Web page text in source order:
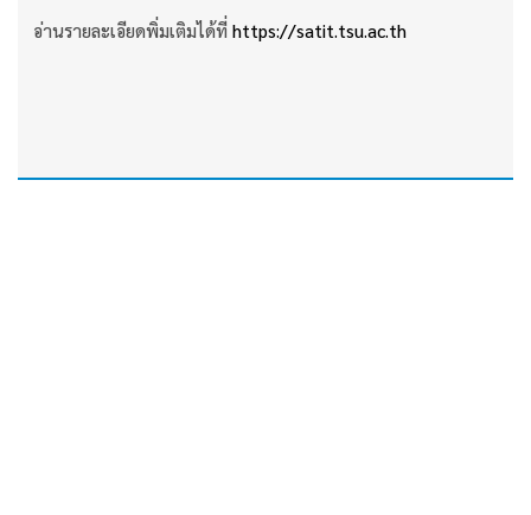
อ่านรายละเอียดพิ่มเติมได้ที่ https://satit.tsu.ac.th